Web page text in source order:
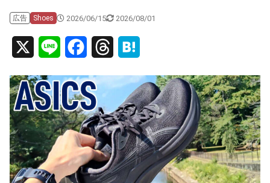
広告 Shoes 2026/06/15 2026/08/01
n
e
c
e
b
o
o
r
e
a
d
s
t
e
n
a